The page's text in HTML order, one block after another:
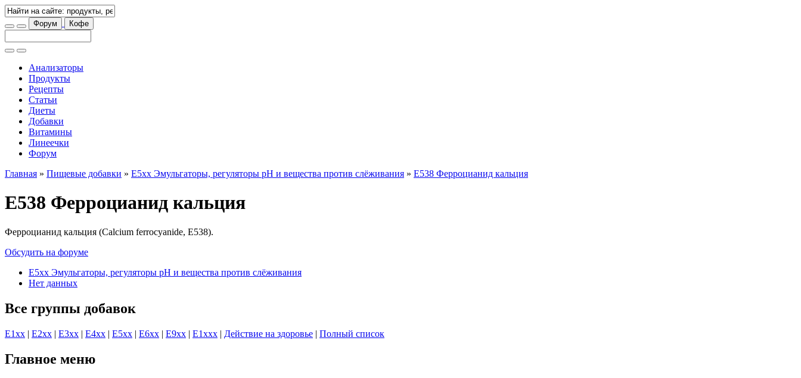
Форум Кофе
Анализаторы
Продукты
Рецепты
Статьи
Диеты
Добавки
Витамины
Линеечки
Форум
Главная » Пищевые добавки » E5xx Эмульгаторы, регуляторы рН и вещества против слёживания » E538 Ферроцианид кальция
E538 Ферроцианид кальция
Ферроцианид кальция (Calcium ferrocyanide, E538).
Обсудить на форуме
E5xx Эмульгаторы, регуляторы рН и вещества против слёживания
Нет данных
Все группы добавок
E1хх | E2хх | E3хх | E4хх | E5хх | E6хх | E9хх | E1xхх | Действие на здоровье | Полный список
Главное меню